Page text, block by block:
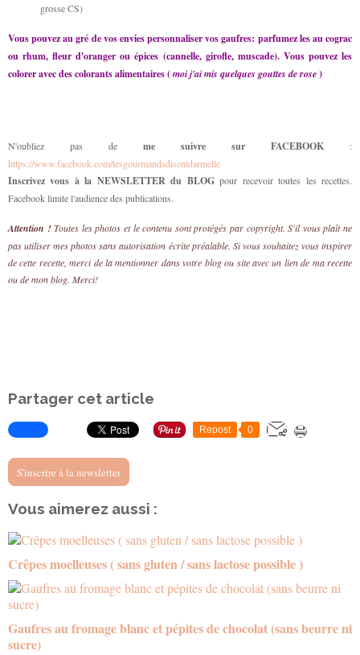
grosse CS)
Vous pouvez au gré de vos envies personnaliser vos gaufres: parfumez les au cograc
ou rhum, fleur d'oranger ou épices (cannelle, girofle, muscade). Vous pouvez les
colorer avec des colorants alimentaires (moi j'ai mis quelques gouttes de rose)
N'oubliez pas de me suivre sur FACEBOOK :
https://www.facebook.com/lesgourmandsdisentdarmelle
Inscrivez vous à la NEWSLETTER du BLOGpour recevoir toutes les recettes.
Facebook limite l'audience des publications.
Attention !Toutes les photos et le contenu sont protégés par copyright. S'il vous plaît ne
pas utiliser mes photos sans autorisation écrite préalable. Si vous souhaitez vous inspirer
de cette recette, merci de la mentionner dans votre blog ou site avec un lien de ma recette
ou de mon blog. Merci!
Partager cet article
Repost 0
S'inscrire à la newsletter
Vous aimerez aussi :
Crêpes moelleuses ( sans gluten / sans lactose possible )
Gaufres au fromage blanc et pépites de chocolat (sans beurre ni
sucre)